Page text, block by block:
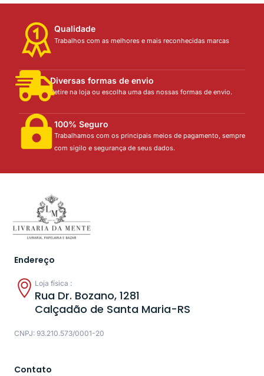
Qualidade
Trabalhos com as melhores e mais reconhecidas marcas
Diversas formas de envio
Retire na loja ou escolha uma das nossas formas de envio.
100% Seguro
Trabalhamos com os principais meios de pagamento, sempre
com sigilo e segurança de seus dados.
Endereço
Loja física :
Rua Dr. Bozano, 1281
Calçadão de Santa Maria-RS
CNPJ: 93.210.573/0001-20
Contato